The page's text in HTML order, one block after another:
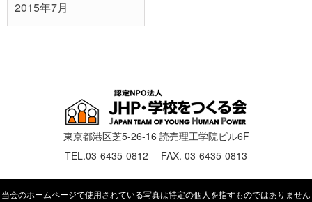
2015年7月
東京都港区芝5-26-16 読売理工学院ビル6F
TEL.03-6435-0812 FAX. 03-6435-0813
当会のホームページで使用されている写真は特定の個人を指すものではありません